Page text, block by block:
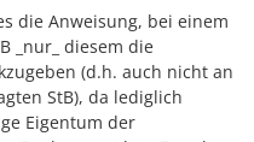
die Anweisung, bei einem
_nur_ diesem die
(d.h. auch nicht an
StB), da lediglich
Eigentum der